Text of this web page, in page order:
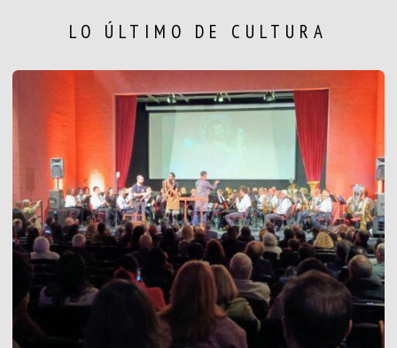
LO ÚLTIMO DE CULTURA